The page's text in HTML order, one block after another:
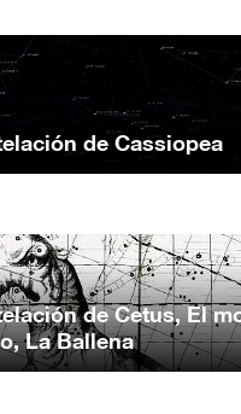
de Cassiopea
de Cetus, El
La Ballena